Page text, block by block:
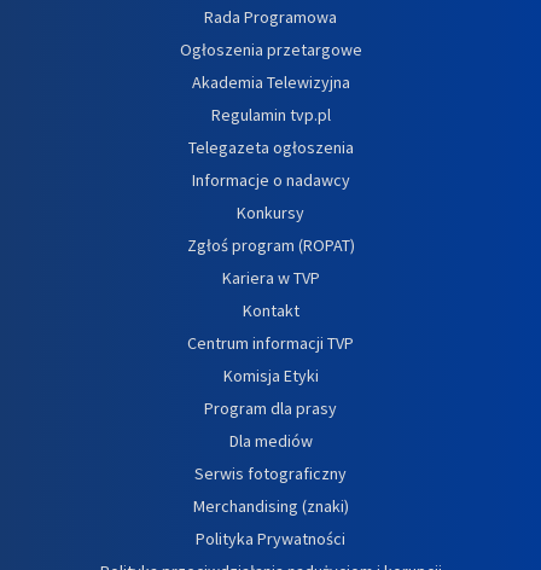
Rada Programowa
Ogłoszenia przetargowe
Akademia Telewizyjna
Regulamin tvp.pl
Telegazeta ogłoszenia
Informacje o nadawcy
Konkursy
Zgłoś program (ROPAT)
Kariera w TVP
Kontakt
Centrum informacji TVP
Komisja Etyki
Program dla prasy
Dla mediów
Serwis fotograficzny
Merchandising (znaki)
Polityka Prywatności